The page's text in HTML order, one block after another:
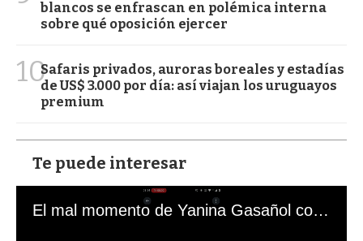
blancos se enfrascan en polémica interna
sobre qué oposición ejercer
10Safaris privados, auroras boreales y estadías
de US$ 3.000 por día: así viajan los uruguayos
premium
Te puede interesar
El mal momento de Yanina Gasañol con un hincha argentino en "Subrayado"